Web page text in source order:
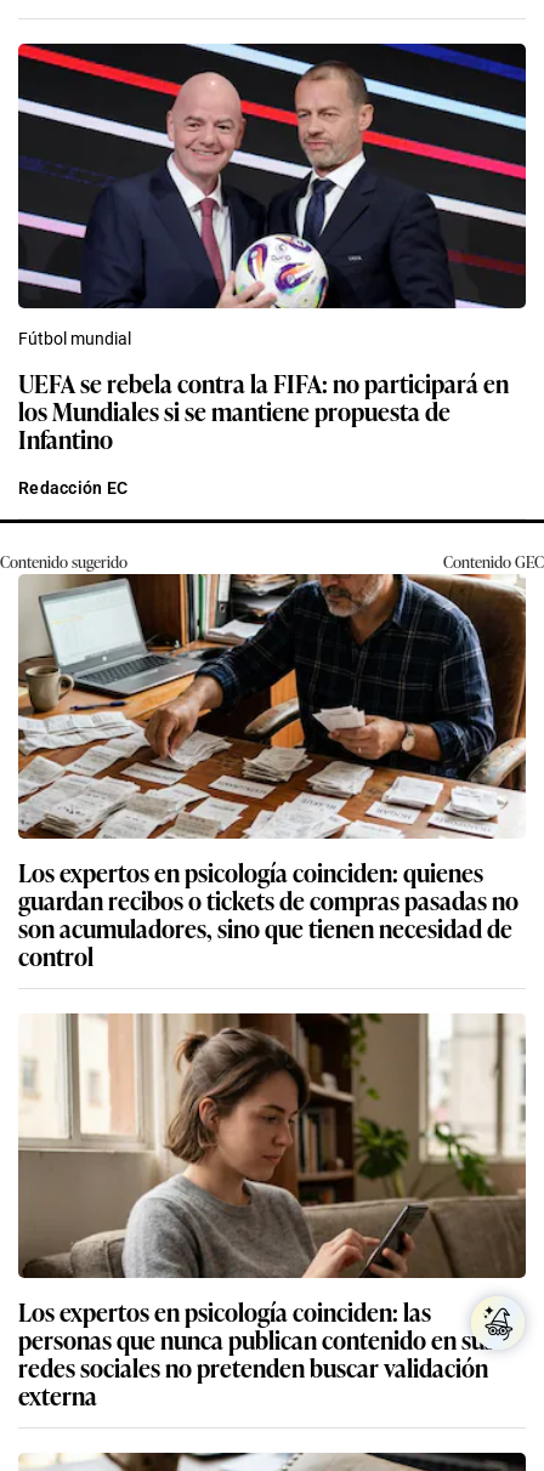
Fútbol mundial
UEFA se rebela contra la FIFA: no participará en
los Mundiales si se mantiene propuesta de
Infantino
Redacción EC
Contenido sugerido ContenidoGEC
Los expertos en psicología coinciden: quienes
guardan recibos o tickets de compras pasadas no
son acumuladores, sino que tienen necesidad de
control
Los expertos en psicología coinciden: las
personas que nunca publican contenido en sus
redes sociales no pretenden buscar validación
externa